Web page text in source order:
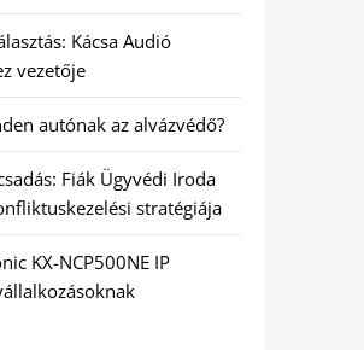
Kácsa Audió
vezetője
autónak az alvázvédő?
Fiák Ügyvédi Iroda
stratégiája
KX-NCP500NE IP